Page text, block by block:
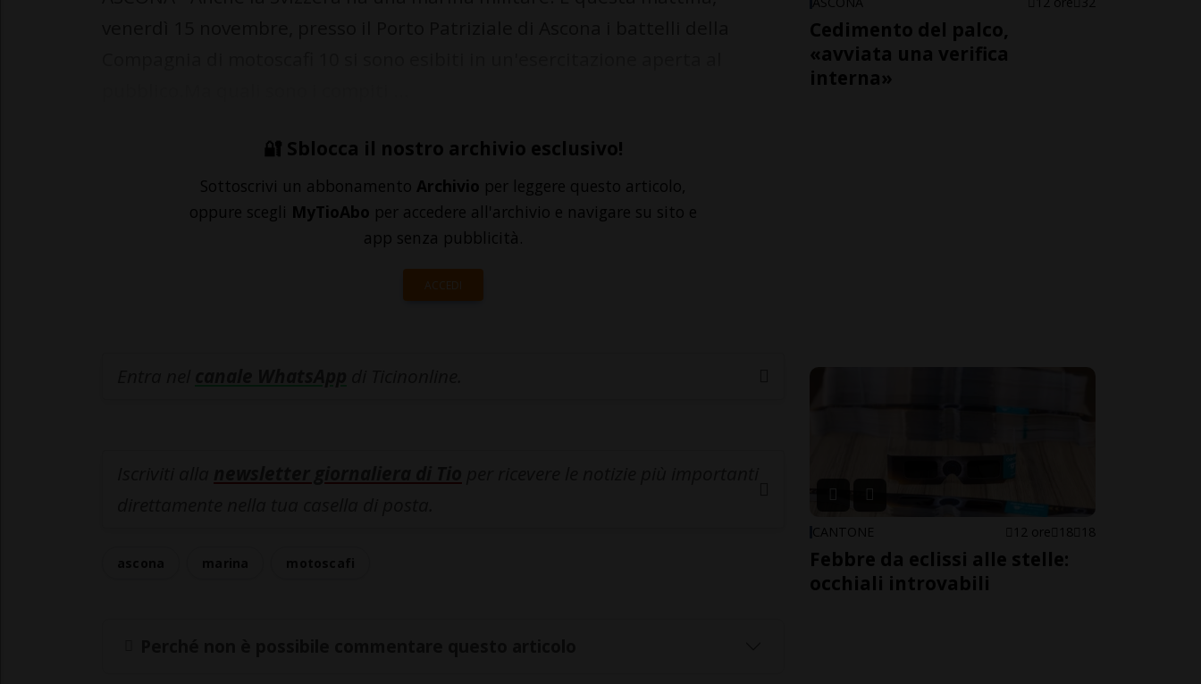
🔐 Sblocca il nostro archivio esclusivo!
Sottoscrivi un abbonamento Archivio per leggere questo articolo,
oppure scegli MyTioAbo per accedere all'archivio e navigare su sito e
app senza pubblicità.
ACCEDI
Cedimento del palco,
«avviata una verifica
interna»
CANTONE 12 ore 18 18
Febbre da eclissi alle stelle:
occhiali introvabili